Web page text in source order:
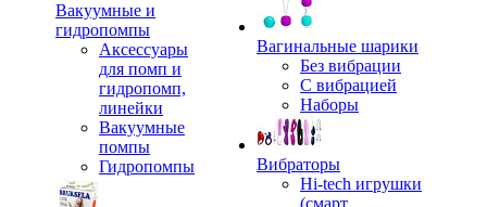
Вакуумные и
гидропомпы
Аксессуары
для помп и
гидропомп,
линейки
Вакуумные
помпы
Гидропомпы
Вагинальные шарики
Без вибрации
С вибрацией
Наборы
Вибраторы
Hi-tech игрушки
(смарт,